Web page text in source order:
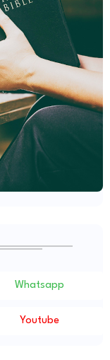
Whatsapp
Youtube